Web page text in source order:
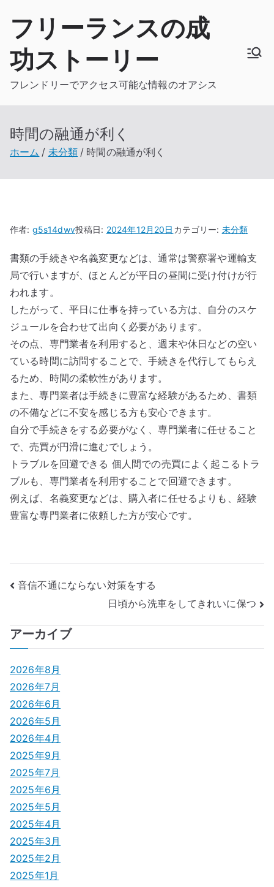
フリーランスの成
功ストーリー
フレンドリーでアクセス可能な情報のオアシス
時間の融通が利く
ホーム 未分類 時間の融通が利く
作者: g5s14dwv投稿日: 2024年12月20日 カテゴリー: 未分類
書類の手続きや名義変更などは、通常は警察署や運輸支
局で行いますが、ほとんどが平日の昼間に受け付けが行
われます。
したがって、平日に仕事を持っている方は、自分のスケ
ジュールを合わせて出向く必要があります。
その点、専門業者を利用すると、週末や休日などの空い
ている時間に訪問することで、手続きを代行してもらえ
るため、時間の柔軟性があります。
また、専門業者は手続きに豊富な経験があるため、書類
の不備などに不安を感じる方も安心できます。
自分で手続きをする必要がなく、専門業者に任せること
で、売買が円滑に進むでしょう。
トラブルを回避できる 個人間での売買によく起こるトラ
ブルも、専門業者を利用することで回避できます。
例えば、名義変更などは、購入者に任せるよりも、経験
豊富な専門業者に依頼した方が安心です。
投
ナ
ビ
ゲ
ー
シ
ョ
ン
音信不通にならない対策をする
日頃から洗車をしてきれいに保つ
アーカイブ
2026年8月
2026年7月
2026年6月
2026年5月
2026年4月
2025年9月
2025年7月
2025年6月
2025年5月
2025年4月
2025年3月
2025年2月
2025年1月